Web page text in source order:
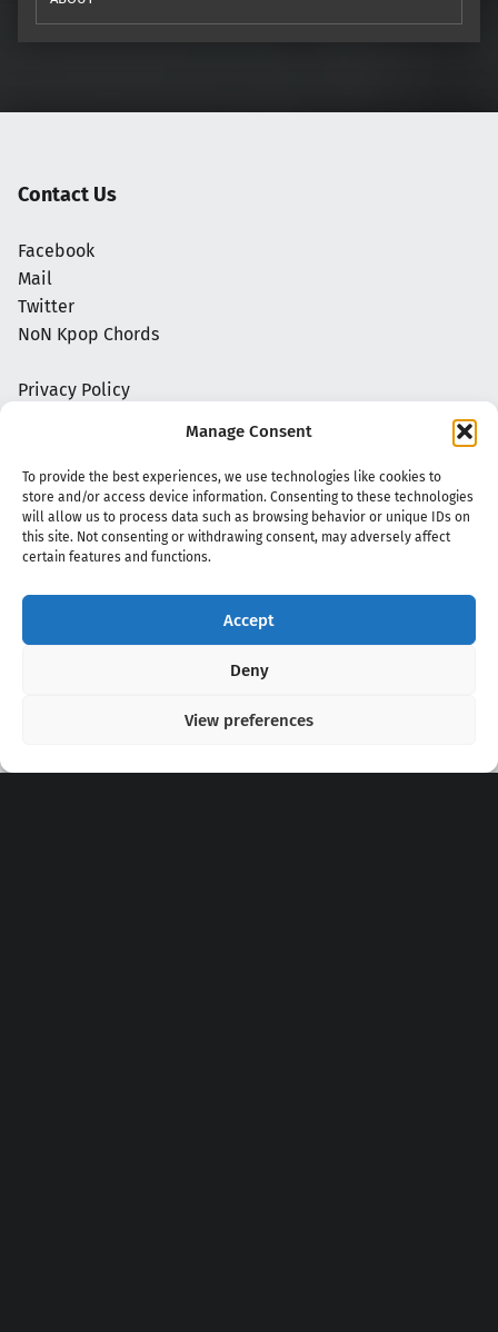
Manage Consent
To provide the best experiences, we use technologies like cookies to
store and/or access device information. Consenting to these technologies
will allow us to process data such as browsing behavior or unique IDs on
this site. Not consenting or withdrawing consent, may adversely affect
certain features and functions.
Accept
Deny
View preferences
Contact Us
Facebook
Mail
Twitter
NoN Kpop Chords
Privacy Policy